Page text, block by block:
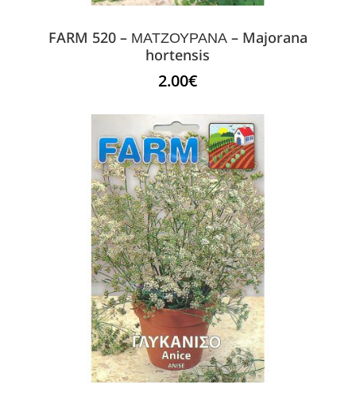
FARM 520 – ΜΑΤΖΟΥΡΑΝΑ – Majorana
hortensis
2.00€